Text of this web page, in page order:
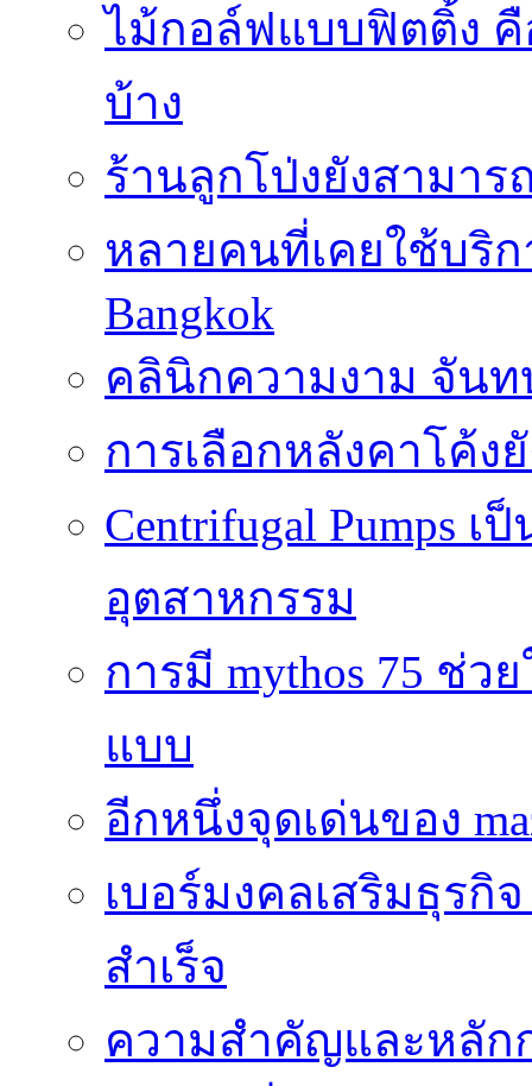
ไม้กอล์ฟแบบฟิตติ้ง คื
บ้าง
ร้านลูกโป่งยังสามา
หลายคนที่เคยใช้บริกา
Bangkok
คลินิกความงาม จันท
การเลือกหลังคาโค้
Centrifugal Pumps
อุตสาหกรรม
การมี mythos 75 ช่
แบบ
อีกหนึ่งจุดเด่นของ
เบอร์มงคลเสริมธุร
สำเร็จ
ความสำคัญและหลัก